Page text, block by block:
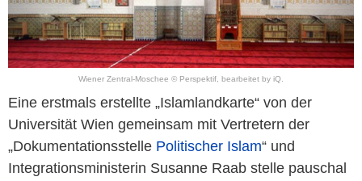
Wiener Zentral-Moschee © Perspektif, bearbeitet by iQ.
Eine erstmals erstellte „Islamlandkarte“ von der
Universität Wien gemeinsam mit Vertretern der
„Dokumentationsstelle Politischer Islam“ und
Integrationsministerin Susanne Raab stelle pauschal